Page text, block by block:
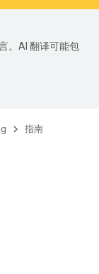
。AI 翻译可能包
指南